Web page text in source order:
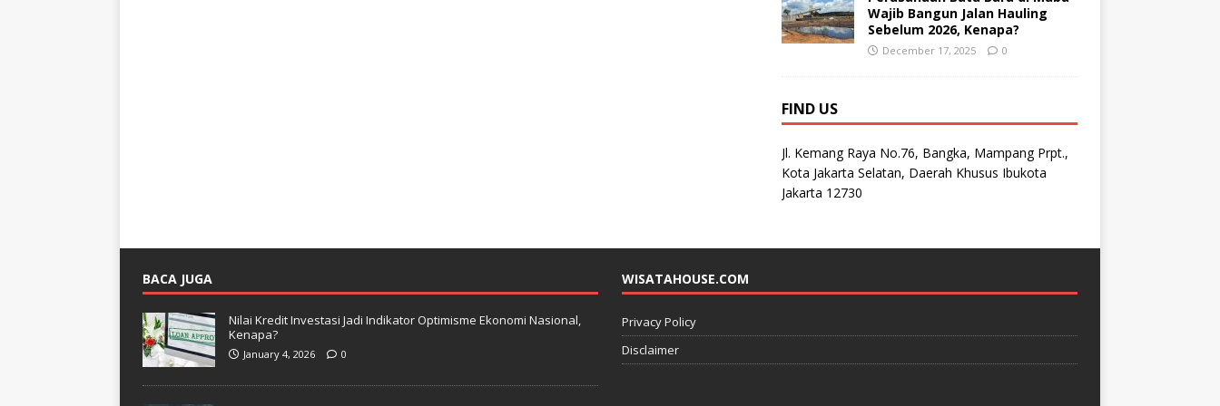
Wajib Bangun Jalan Hauling
Sebelum 2026, Kenapa?
December 17, 2025 0
FIND US
Jl. Kemang Raya No.76, Bangka, Mampang Prpt.,
Kota Jakarta Selatan, Daerah Khusus Ibukota
Jakarta 12730
BACA JUGA
Nilai Kredit Investasi Jadi Indikator Optimisme Ekonomi Nasional,
Kenapa?
January 4, 2026 0
WISATAHOUSE.COM
Privacy Policy
Disclaimer